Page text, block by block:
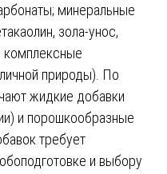
минеральные
зола-унос,
природы). По
жидкие добавки
и порошкообразные
требует
и выбору